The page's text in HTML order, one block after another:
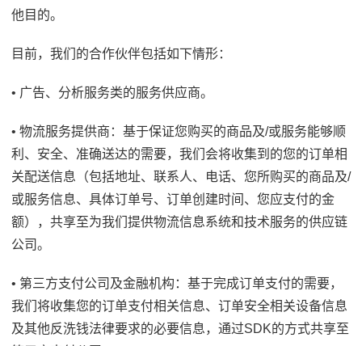
他目的。
目前，我们的合作伙伴包括如下情形：
• 广告、分析服务类的服务供应商。
• 物流服务提供商：基于保证您购买的商品及/或服务能够顺
利、安全、准确送达的需要，我们会将收集到的您的订单相
关配送信息（包括地址、联系人、电话、您所购买的商品及/
或服务信息、具体订单号、订单创建时间、您应支付的金
额），共享至为我们提供物流信息系统和技术服务的供应链
公司。
• 第三方支付公司及金融机构：基于完成订单支付的需要，
我们将收集您的订单支付相关信息、订单安全相关设备信息
及其他反洗钱法律要求的必要信息，通过SDK的方式共享至